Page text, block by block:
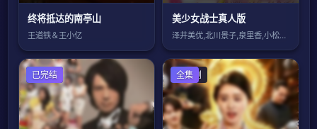
终将抵达的南亭山
王道铁＆王小亿
美少女战士真人版
泽井美优,北川景子,泉里香,小松彩夏,安
香港剧
已完结 国产剧
全集